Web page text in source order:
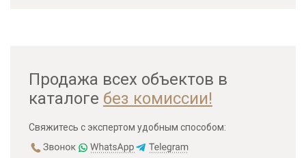
Продажа всех объектов в
каталоге без комиссии!
Свяжитесь с экспертом удобным способом: